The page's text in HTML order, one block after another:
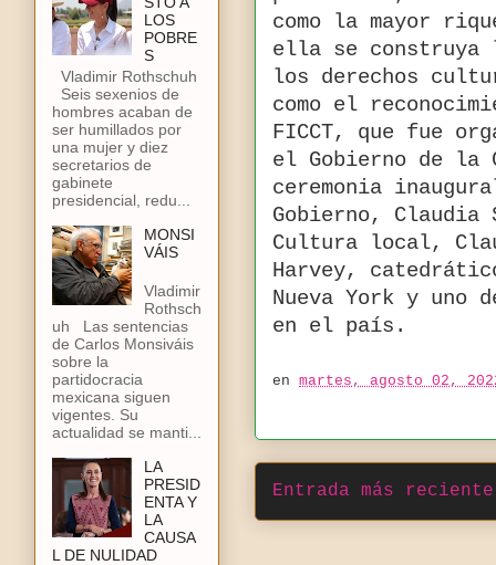
como la mayor
ella se construya
los derechos
como el
FICCT, que fue
el Gobierno de la
ceremonia
Gobierno, Claudia
Cultura local,
Harvey,
Nueva York y uno
en el país.
en martes, agosto 02,
Entrada más reciente
LOS
POBRE
S
Vladimir Rothschuh
Seis sexenios de
hombres acaban de
ser humillados por
una mujer y diez
secretarios de
gabinete
presidencial, redu...
MONSI
VÁIS
Vladimir
Rothsch
uh Las sentencias
de Carlos Monsiváis
sobre la
partidocracia
mexicana siguen
vigentes. Su
actualidad se manti...
LA
PRESID
ENTA Y
LA
CAUSA
L DE NULIDAD